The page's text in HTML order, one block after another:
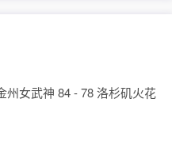
州女武神 84 - 78 洛杉矶火花